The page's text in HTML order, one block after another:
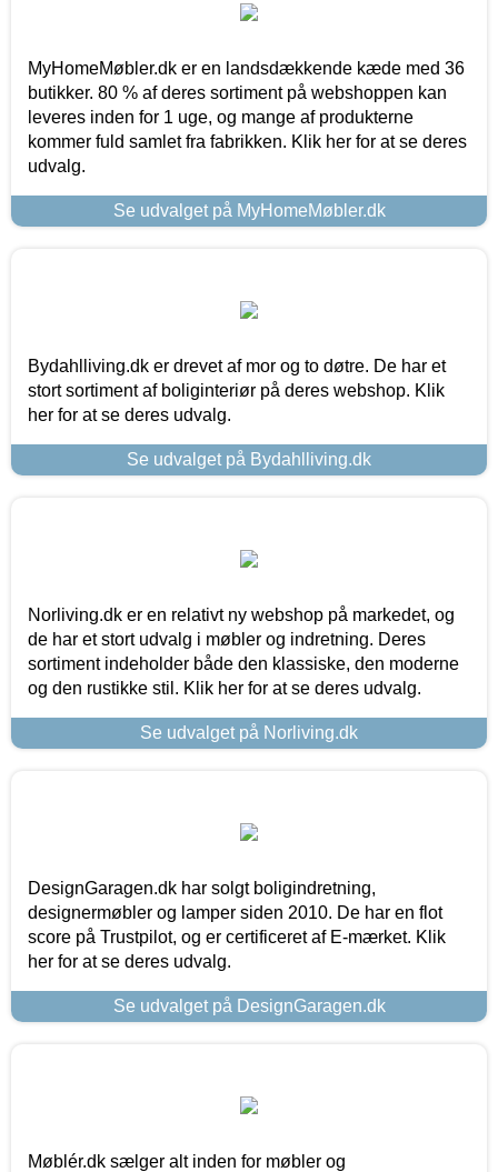
MyHomeMøbler.dk er en landsdækkende kæde med 36
butikker. 80 % af deres sortiment på webshoppen kan
leveres inden for 1 uge, og mange af produkterne
kommer fuld samlet fra fabrikken. Klik her for at se deres
udvalg.
Se udvalget på MyHomeMøbler.dk
Bydahlliving.dk er drevet af mor og to døtre. De har et
stort sortiment af boliginteriør på deres webshop. Klik
her for at se deres udvalg.
Se udvalget på Bydahlliving.dk
Norliving.dk er en relativt ny webshop på markedet, og
de har et stort udvalg i møbler og indretning. Deres
sortiment indeholder både den klassiske, den moderne
og den rustikke stil. Klik her for at se deres udvalg.
Se udvalget på Norliving.dk
DesignGaragen.dk har solgt boligindretning,
designermøbler og lamper siden 2010. De har en flot
score på Trustpilot, og er certificeret af E-mærket. Klik
her for at se deres udvalg.
Se udvalget på DesignGaragen.dk
Møblér.dk sælger alt inden for møbler og